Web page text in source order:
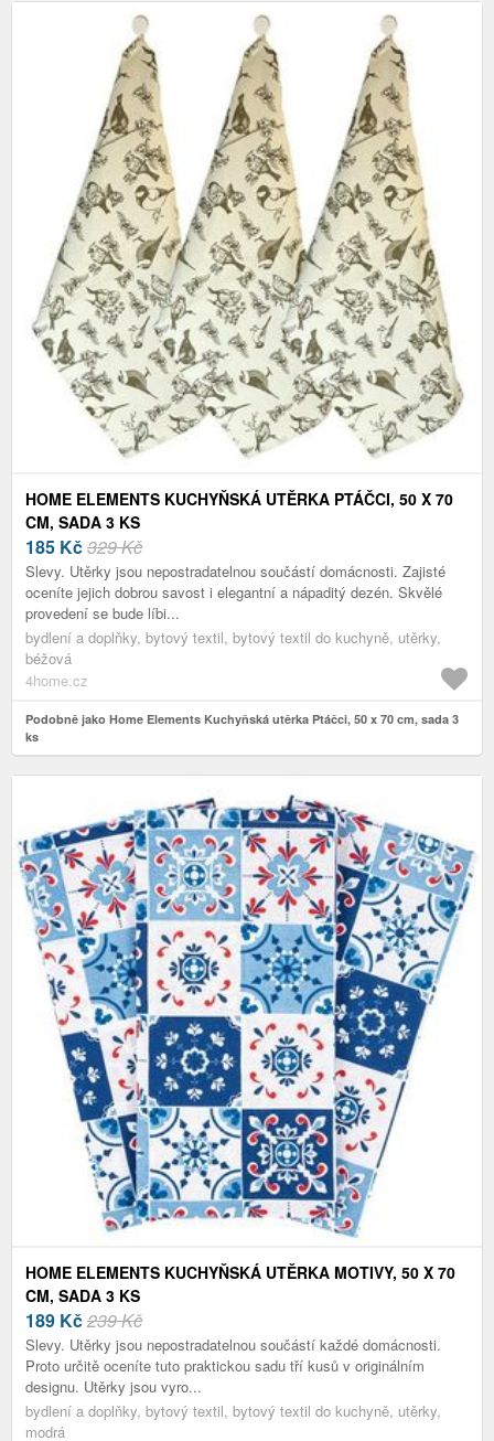
HOME ELEMENTS KUCHYŇSKÁ UTĚRKA PTÁČCI, 50 X 70
CM, SADA 3 KS
185 Kč329 Kč
Slevy. Utěrky jsou nepostradatelnou součástí domácnosti. Zajisté
oceníte jejich dobrou savost i elegantní a nápaditý dezén. Skvělé
provedení se bude líbi...
bydlení a doplňky, bytový textil, bytový textil do kuchyně, utěrky,
béžová
4home.cz
Podobně jako Home Elements Kuchyňská utěrka Ptáčci, 50 x 70 cm, sada 3
ks
HOME ELEMENTS KUCHYŇSKÁ UTĚRKA MOTIVY, 50 X 70
CM, SADA 3 KS
189 Kč239 Kč
Slevy. Utěrky jsou nepostradatelnou součástí každé domácnosti.
Proto určitě oceníte tuto praktickou sadu tří kusů v originálním
designu. Utěrky jsou vyro...
bydlení a doplňky, bytový textil, bytový textil do kuchyně, utěrky,
modrá